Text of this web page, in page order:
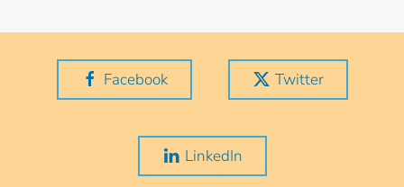
Facebook Twitter
LinkedIn